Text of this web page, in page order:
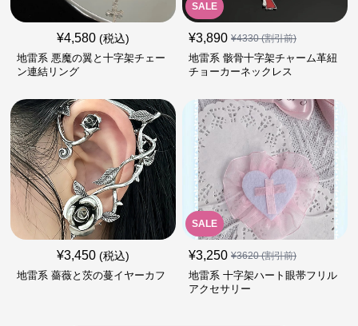
¥4,580 (税込)
地雷系 悪魔の翼と十字架チェー
ン連結リング
SALE
¥3,890 ¥4330(割引前)
地雷系 骸骨十字架チャーム革紐
チョーカーネックレス
¥3,450 (税込)
地雷系 薔薇と茨の蔓イヤーカフ
SALE
¥3,250 ¥3620(割引前)
地雷系 十字架ハート眼帯フリル
アクセサリー